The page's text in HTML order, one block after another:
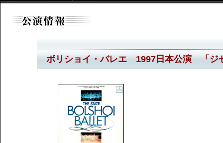
ボリショイ・バレエ 1997日本公演 「ジ